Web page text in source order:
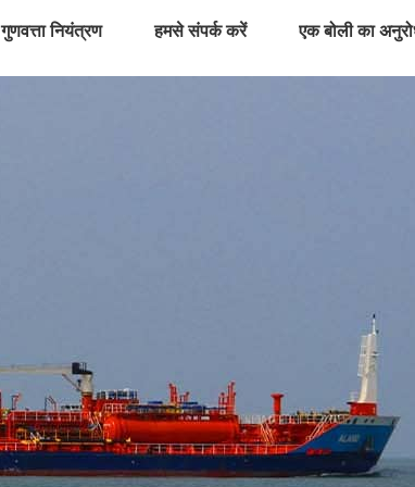
गुणवत्ता नियंत्रण हमसे संपर्क करें एक बोली का